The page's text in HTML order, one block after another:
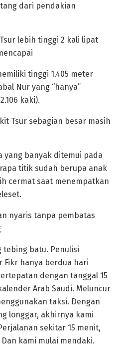
dari pendakian
lebih tinggi 2 kali lipat
tinggi 1.405 meter
Nur yang “hanya”
kaki).
Tsur sebagian besar masih
yang banyak ditemui pada
titik sudah berupa anak
cermat saat menempatkan
nyaris tanpa pembatas
tebing batu. Penulisi
Fikr hanya berdua hari
dengan tanggal 15
Arab Saudi. Meluncur
taksi. Dengan
longgar, akhirnya kami
sekitar 15 menit,
kami mulai mendaki.